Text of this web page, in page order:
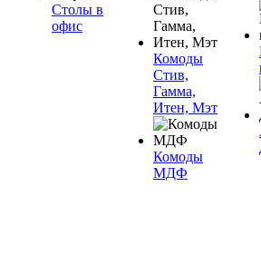
Столы в
офис
Комоды
Стив,
Гамма,
Итен, Мэт
Комоды
МДФ